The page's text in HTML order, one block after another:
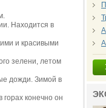
Находится в
и красивыми
зелени, летом
дожди. Зимой в
горах конечно он